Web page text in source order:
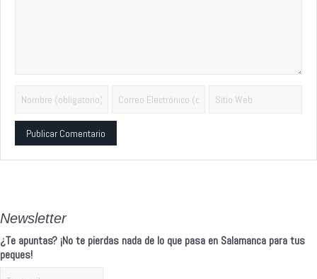
Newsletter
¿Te apuntas? ¡No te pierdas nada de lo que pasa en Salamanca para tus
peques!